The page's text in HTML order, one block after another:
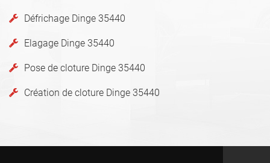
Défrichage Dinge 35440
Elagage Dinge 35440
Pose de cloture Dinge 35440
Création de cloture Dinge 35440